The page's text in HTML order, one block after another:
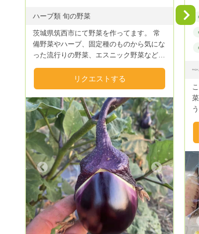
ハーブ類 旬の野菜
茨城県筑西市にて野菜を作ってます。 常
備野菜やハーブ、固定種のものから気にな
った流行りの野菜、エスニック野菜などな
してます☆ 野菜の旬に作る事、地球に優
しい事、自分の子供に自信をもって食べさ
せられる事。 そんな事を軸に米ぬかと籾
殻を使って栽培してます。 まだまだ未熟
なので安定はしませんが 心を込めてお届
けしますので宜しくお願いします☆
リクエストする
Next
し
ら
Previous